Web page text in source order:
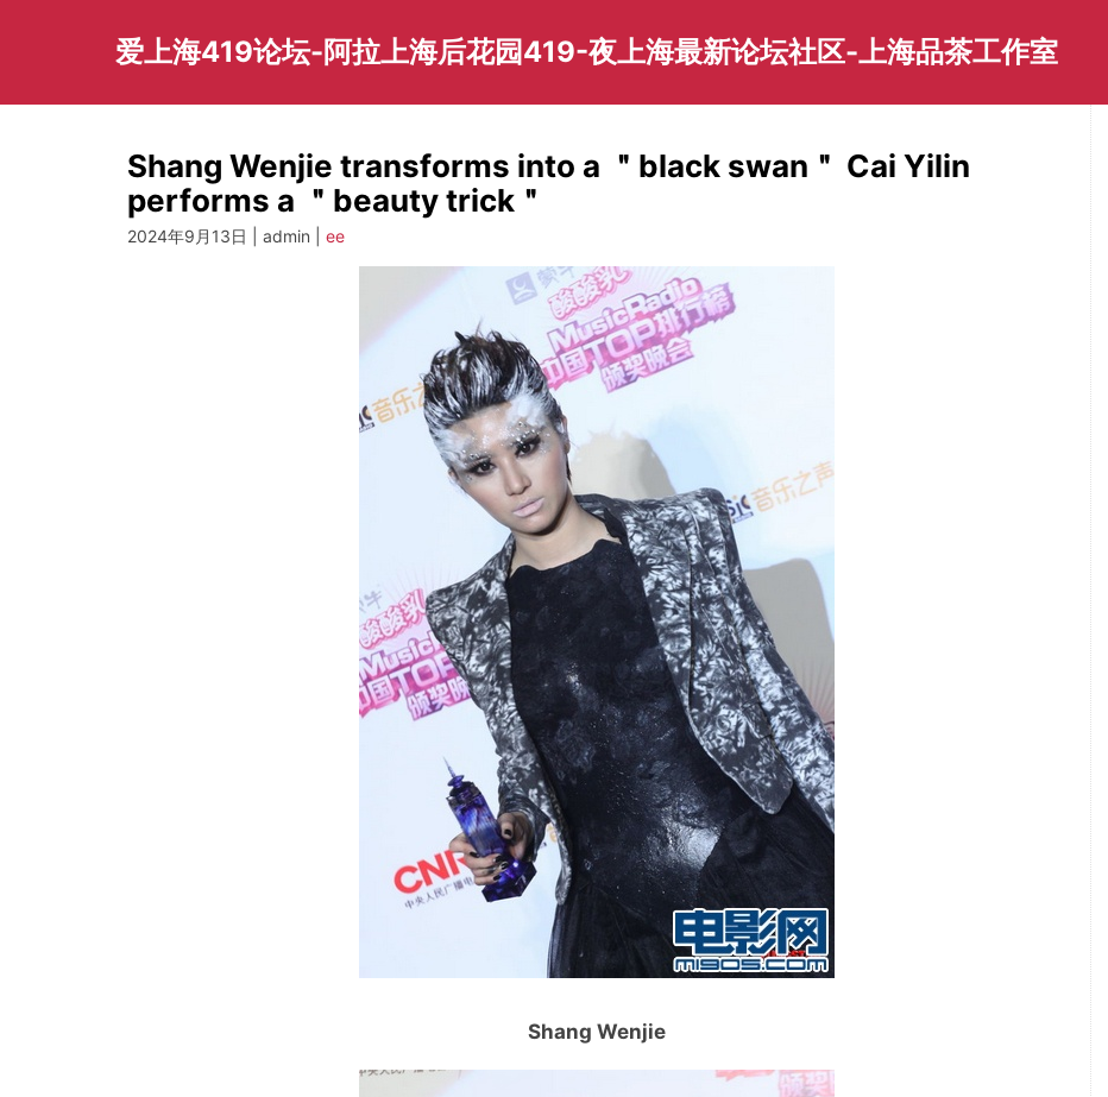
爱上海419论坛-阿拉上海后花园419-夜上海最新论坛社区-上海品茶工作室
Shang Wenjie transforms into a ＂black swan＂ Cai Yilin
performs a ＂beauty trick＂
2024年9月13日 | admin | ee
Shang Wenjie